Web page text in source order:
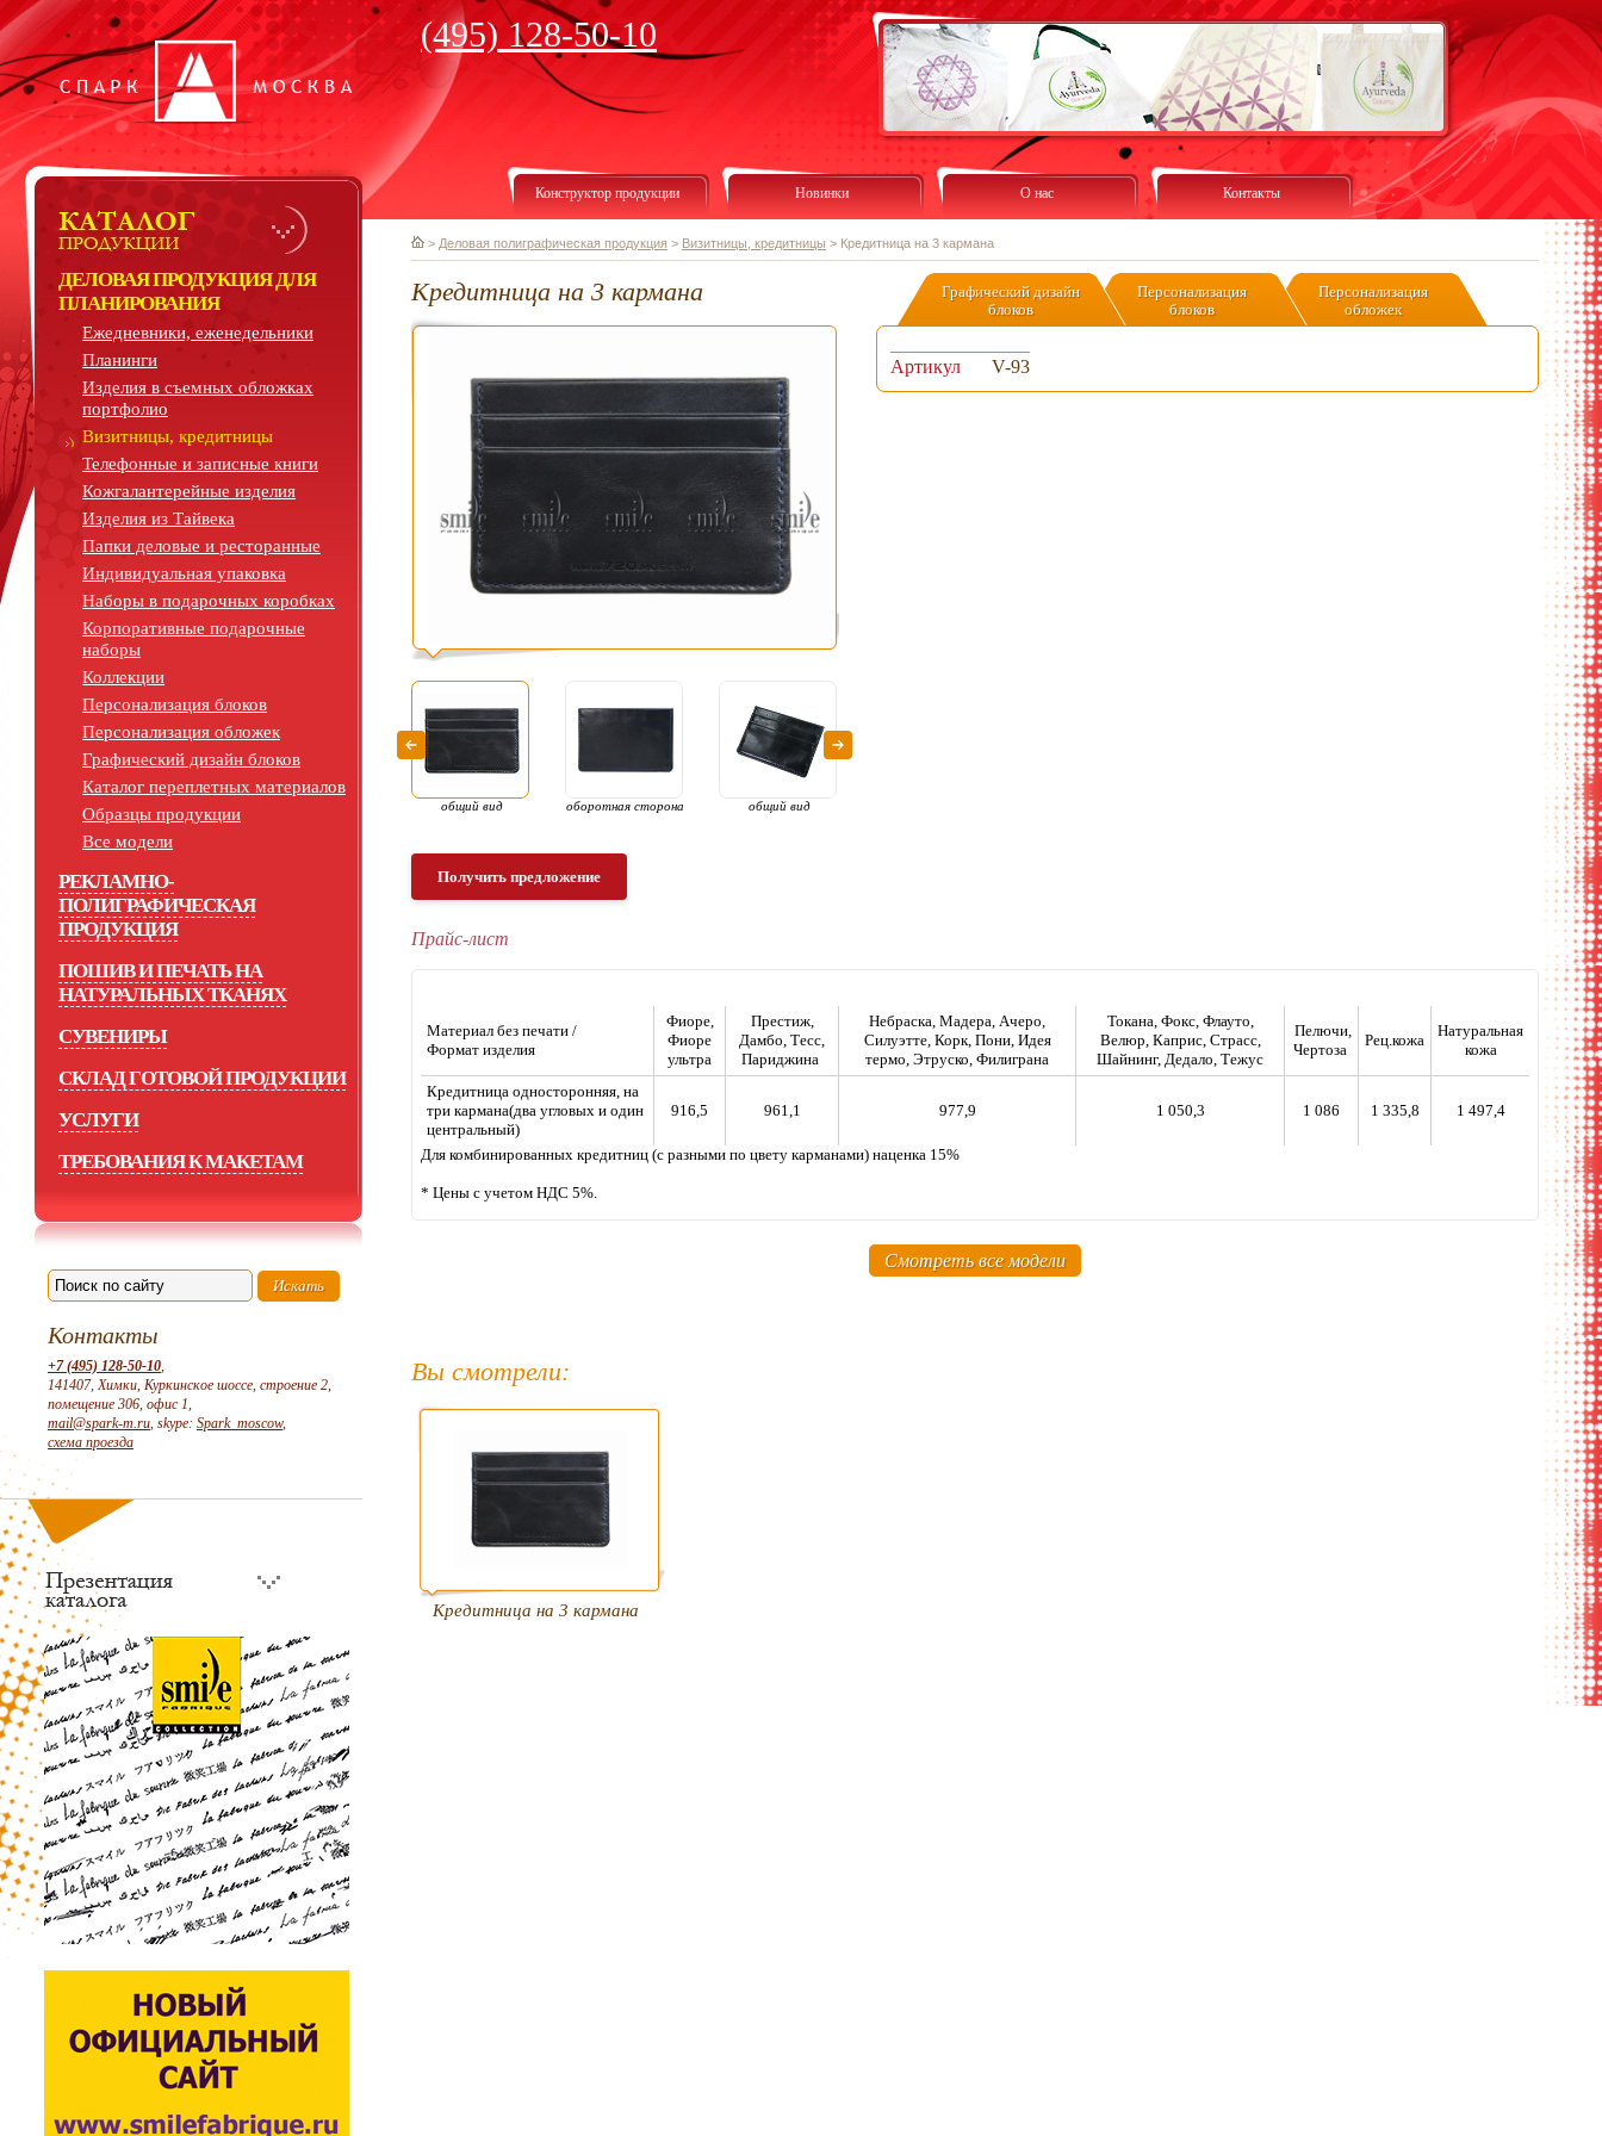
(495) 128-50-10
ДЕЛОВАЯ ПРОДУКЦИЯ ДЛЯ
ПЛАНИРОВАНИЯ
Ежедневники, еженедельники
Планинги
Изделия в съемных обложках
портфолио
Визитницы, кредитницы
Телефонные и записные книги
Кожгалантерейные изделия
Изделия из Тайвека
Папки деловые и ресторанные
Индивидуальная упаковка
Наборы в подарочных коробках
Корпоративные подарочные
наборы
Коллекции
Персонализация блоков
Персонализация обложек
Графический дизайн блоков
Каталог переплетных материалов
Образцы продукции
Все модели
РЕКЛАМНО-
ПОЛИГРАФИЧЕСКАЯ
ПРОДУКЦИЯ
ПОШИВ И ПЕЧАТЬ НА
НАТУРАЛЬНЫХ ТКАНЯХ
СУВЕНИРЫ
СКЛАД ГОТОВОЙ ПРОДУКЦИИ
УСЛУГИ
ТРЕБОВАНИЯ К МАКЕТАМ
Контакты
+7 (495) 128-50-10,
141407, Химки, Куркинское шоссе, строение 2,
помещение 306, офис 1,
mail@spark-m.ru, skype: Spark_moscow,
схема проезда
Конструктор продукции Новинки О нас Контакты
> Деловая полиграфическая продукция > Визитницы, кредитницы > Кредитница на 3 кармана
Кредитница на 3 кармана
общий вид оборотная сторона общий вид
Получить предложение
Графический дизайн
блоков
Персонализация
блоков
Персонализация
обложек
Артикул V-93
Прайс-лист
Материал без печати /
Формат изделия
Фиоре,
Фиоре
ультра
Престиж,
Дамбо, Тесс,
Париджина
Небраска, Мадера, Ачеро,
Силуэтте, Корк, Пони, Идея
термо, Этруско, Филиграна
Токана, Фокс, Флауто,
Велюр, Каприс, Страсс,
Шайнинг, Дедало, Тежус
Пелючи,
Чертоза
Рец.кожа
Натуральная
кожа
Кредитница односторонняя, на
три кармана(два угловых и один
центральный)
916,5 961,1 977,9 1 050,3 1 086 1 335,8 1 497,4
Для комбинированных кредитниц (с разными по цвету карманами) наценка 15%
* Цены с учетом НДС 5%.
Смотреть все модели
Вы смотрели:
Кредитница на 3 кармана